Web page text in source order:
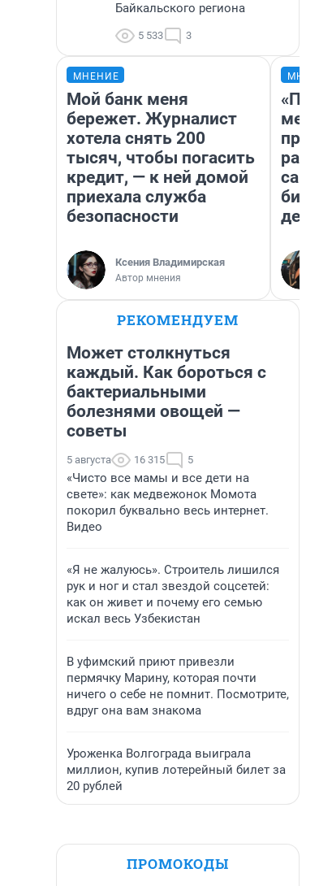
Байкальского региона
5 533 3
МНЕНИЕ
Мой банк меня
бережет. Журналист
хотела снять 200
тысяч, чтобы погасить
кредит, — к ней домой
приехала служба
безопасности
Ксения Владимирская
Автор мнения
РЕКОМЕНДУЕМ
Может столкнуться
каждый. Как бороться с
бактериальными
болезнями овощей —
советы
5 августа 16 315 5
«Чисто все мамы и все дети на
свете»: как медвежонок Момота
покорил буквально весь интернет.
Видео
«Я не жалуюсь». Строитель лишился
рук и ног и стал звездой соцсетей:
как он живет и почему его семью
искал весь Узбекистан
В уфимский приют привезли
пермячку Марину, которая почти
ничего о себе не помнит. Посмотрите,
вдруг она вам знакома
Уроженка Волгограда выиграла
миллион, купив лотерейный билет за
20 рублей
ПРОМОКОДЫ